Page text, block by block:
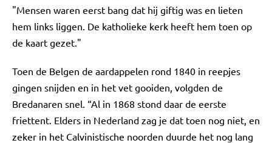
"Mensen waren eerst bang dat hij giftig was en lieten
hem links liggen. De katholieke kerk heeft hem toen op
de kaart gezet."
Toen de Belgen de aardappelen rond 1840 in reepjes
gingen snijden en in het vet gooiden, volgden de
Bredanaren snel. “Al in 1868 stond daar de eerste
friettent. Elders in Nederland zag je dat toen nog niet, en
zeker in het Calvinistische noorden duurde het nog lang